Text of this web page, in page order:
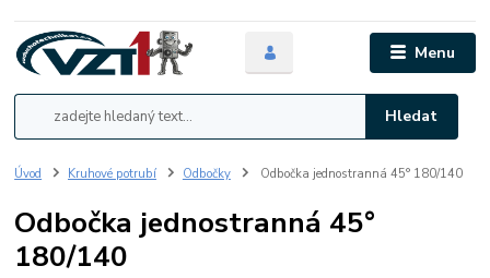
Menu
Hledat
Úvod Kruhové potrubí Odbočky Odbočka jednostranná 45° 180/140
Odbočka jednostranná 45°
180/140